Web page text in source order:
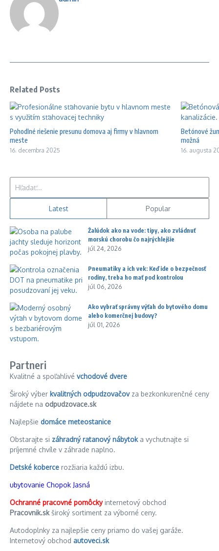
Related Posts
Pohodlné riešenie presunu domova aj firmy v hlavnom
meste
16. decembra 2025
Betónové
možná
16. augusta
Latest Popular
Žalúdok ako na vode: tipy, ako zvládnuť
morskú chorobu čo najrýchlejšie
júl 24, 2026
Pneumatiky a ich vek: Keď ide o bezpečnosť
rodiny, treba ho mať pod kontrolou
júl 06, 2026
Ako vybrať správny výťah do bytového domu
alebo komerčnej budovy?
júl 01, 2026
Partneri
Kvalitné a spoľahlivé vchodové dvere
Široký výber kvalitných odpudzovačovza bezkonkurenčné ceny
nájdete na odpudzovace.sk
Najlepšie domáce meteostanice
Obstarajte si záhradný ratanový nábytoka vychutnajte si
príjemné chvíle v záhrade naplno.
Detské koberce rozžiaria každú izbu.
ubytovanie Chopok Jasná
Ochranné pracovné pomôckyinternetový obchod
Pracovnik.skširoký sortiment za výborné ceny.
Autodoplnky za najlepšie ceny priamo do vašej garáže.
Internetový obchod autoveci.sk